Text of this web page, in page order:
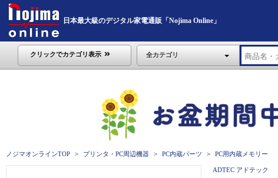
日本最大級のデジタル家電通販「Nojima Online」
クリックでカテゴリ表示 全カテゴリ
ノジマオンラインTOP プリンタ・PC周辺機器 PC内蔵パーツ PC用内蔵メモリー
ADTEC アドテック